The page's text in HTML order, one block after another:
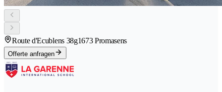
Route d'Ecublens 38g1673 Promasens
Offerte anfragen